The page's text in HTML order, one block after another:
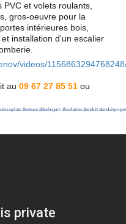
et volets roulants,
gros-oeuvre pour la
intérieures bois,
installation d'un escalier
rie.
videos/
au 09 67 27 85 51 ou
#toiture #derbigum #isolation #enduit #